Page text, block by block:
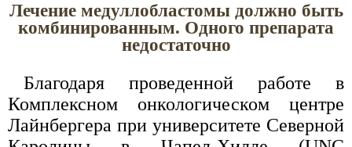
Лечение медуллобластомы должно быть
комбинированным. Одного препарата
недостаточно
Благодаря проведенной работе в
Комплексном онкологическом центре
Лайнбергера при университете Северной